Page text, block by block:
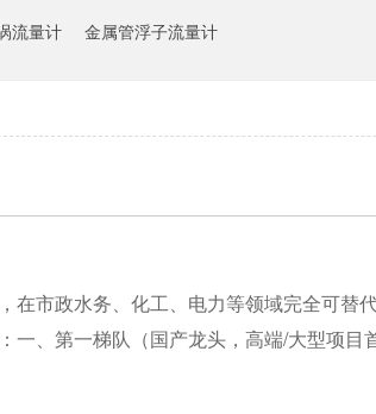
流量计 金属管浮子流量计
市政水务、化工、电力等领域完全可替
一、第一梯队（国产龙头，高端/大型项